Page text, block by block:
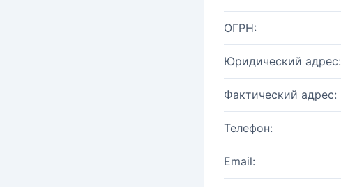
ОГРН:
Юридический адрес:
Фактический адрес:
Телефон:
Email: